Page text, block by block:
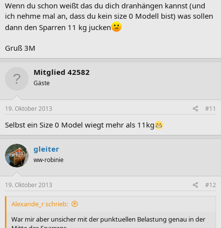
Wenn du schon weißt das du dich dranhängen kannst (und
ich nehme mal an, dass du kein size 0 Modell bist) was sollen
dann den Sparren 11 kg jucken
Gruß 3M
Mitglied 42582
Gäste
19. Oktober 2013 #11
Selbst ein Size 0 Model wiegt mehr als 11kg
gleiter
ww-robinie
19. Oktober 2013 #12
Alexande_r schrieb:
War mir aber unsicher mit der punktuellen Belastung genau in der